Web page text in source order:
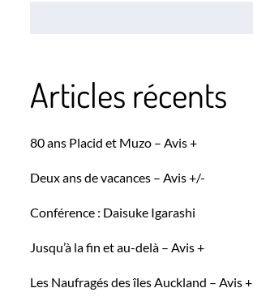
Articles récents
80 ans Placid et Muzo – Avis +
Deux ans de vacances – Avis +/-
Conférence : Daisuke Igarashi
Jusqu’à la fin et au-delà – Avis +
Les Naufragés des îles Auckland – Avis +